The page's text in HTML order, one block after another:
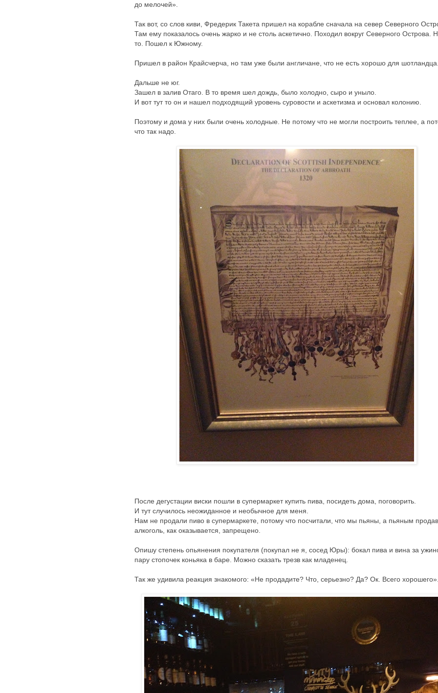
до мелочей».
Так вот, со слов киви, Фредерик Такета пришел на корабле сначала на север Северного
Там ему показалось очень жарко и не столь аскетично. Походил вокруг Северного Острова.
то. Пошел к Южному.
Пришел в район Крайсчерча, но там уже были англичане, что не есть хорошо для шотландца.
Дальше не юг.
Зашел в залив Отаго. В то время шел дождь, было холодно, сыро и уныло.
И вот тут то он и нашел подходящий уровень суровости и аскетизма и основал колонию.
Поэтому и дома у них были очень холодные. Не потому что не могли построить теплее, а
что так надо.
После дегустации виски пошли в супермаркет купить пива, посидеть дома, поговорить.
И тут случилось неожиданное и необычное для меня.
Нам не продали пиво в супермаркете, потому что посчитали, что мы пьяны, а пьяным
алкоголь, как оказывается, запрещено.
Опишу степень опьянения покупателя (покупал не я, сосед Юры): бокал пива и вина за
пару стопочек коньяка в баре. Можно сказать трезв как младенец.
Так же удивила реакция знакомого: «Не продадите? Что, серьезно? Да? Ок. Всего хорошего».